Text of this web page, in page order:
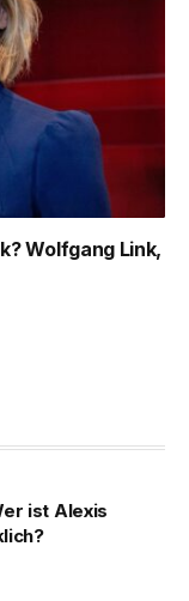
Wolfgang Link,
ist Alexis